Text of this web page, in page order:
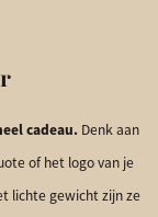
cadeau. Denk aan
of het logo van je
lichte gewicht zijn ze